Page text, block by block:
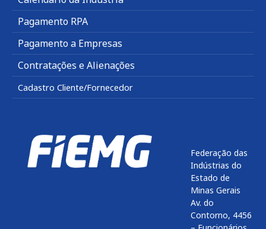
Pagamento RPA
Pagamento a Empresas
Contratações e Alienações
Cadastro Cliente/Fornecedor
Federação das
Indústrias do
Estado de
Minas Gerais
Av. do
Contorno, 4456